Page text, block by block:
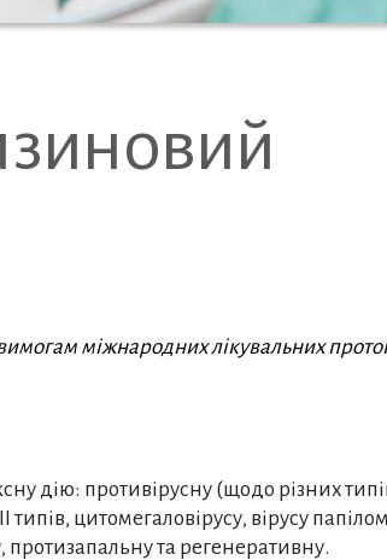
міжнародних лікувальних
дію: противірусну (щодо різних
типів, цитомегаловірусу, вірусу
та регенеративну.